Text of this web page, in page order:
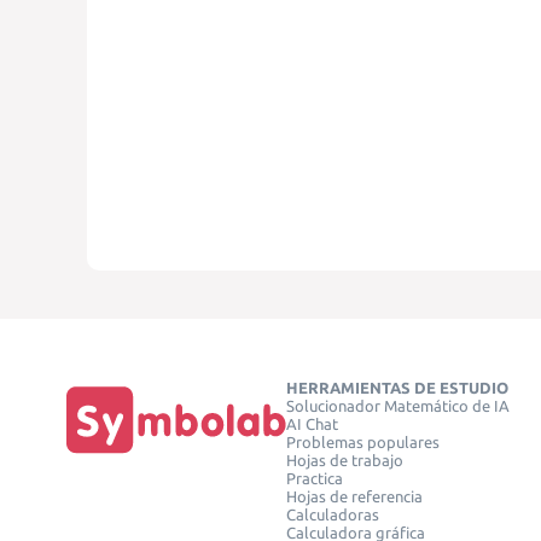
HERRAMIENTAS DE ESTUDIO
Solucionador Matemático de IA
AI Chat
Problemas populares
Hojas de trabajo
Practica
Hojas de referencia
Calculadoras
Calculadora gráfica